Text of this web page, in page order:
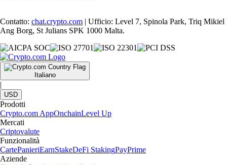
Contatto: chat.crypto.com | Ufficio: Level 7, Spinola Park, Triq Mikiel
Ang Borg, St Julians SPK 1000 Malta.
Italiano
|
USD
Prodotti
Crypto.com AppOnchainLevel Up
Mercati
Criptovalute
Funzionalità
CartePanieriEarnStakeDeFi StakingPayPrime
Aziende